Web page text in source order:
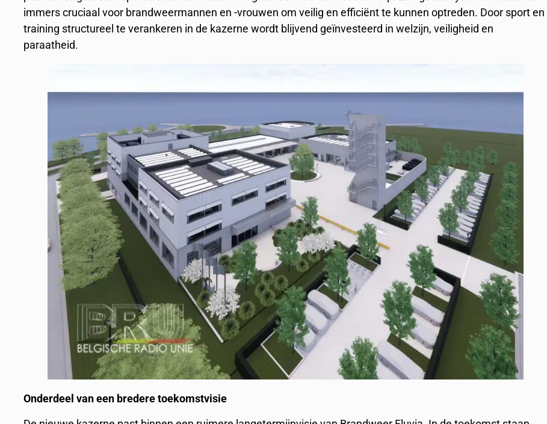
immers cruciaal voor brandweermannen en -vrouwen om veilig en efficiënt te kunnen optreden. Door sport en
training structureel te verankeren in de kazerne wordt blijvend geïnvesteerd in welzijn, veiligheid en
paraatheid.
Onderdeel van een bredere toekomstvisie